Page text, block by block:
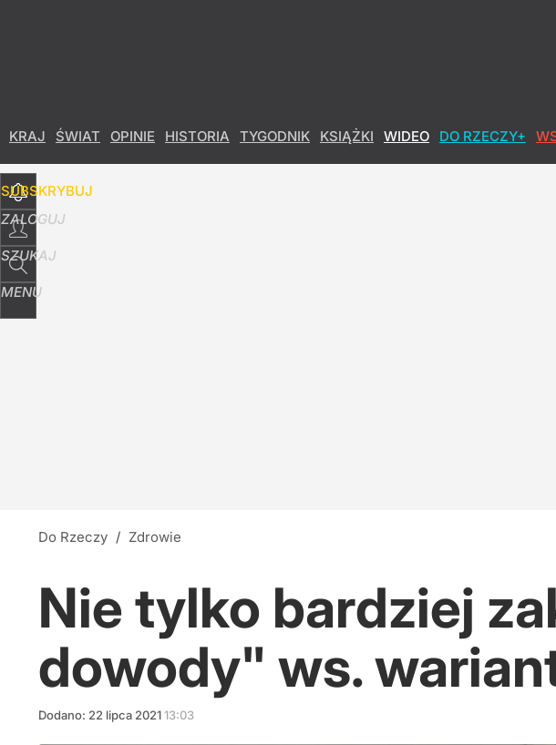
KRAJ ŚWIAT OPINIE HISTORIA TYGODNIK KSIĄŻKI WIDEO DO RZECZY+
SUBSKRYBUJ
ZALOGUJ
SZUKAJ
MENU
Do Rzeczy / Zdrowie
Nie tylko bardziej
dowody" ws.
Dodano: 22 lipca 202113:03